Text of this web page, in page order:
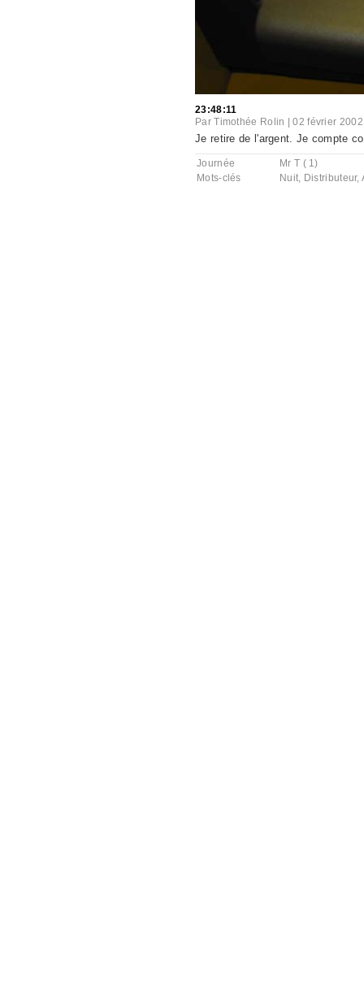
23:48:11
ParTimothée Rolin |02 février 2002
Je retire de l'argent. Je compte
Journée
Mr T ( 1)
Mots-clés
Nuit, Distributeur,